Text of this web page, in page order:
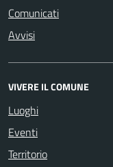
Comunicati
Avvisi
VIVERE IL COMUNE
Luoghi
Eventi
Territorio